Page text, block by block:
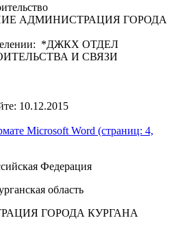
АДМИНИСТРАЦИЯ ГОРОДА
*ДЖКХ ОТДЕЛ
И СВЯЗИ
10.12.2015
Microsoft Word (страниц: 4,
Федерация
область
ГОРОДА КУРГАНА